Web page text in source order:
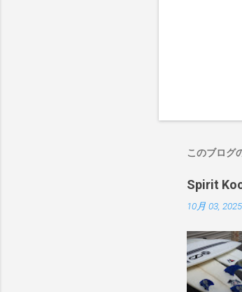
このブログ
Spirit
10月 03, 2025